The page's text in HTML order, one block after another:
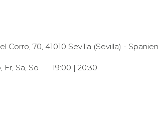
Corro, 70, 41010 Sevilla (Sevilla) - Spanien |
Fr, Sa, So 19:00 | 20:30